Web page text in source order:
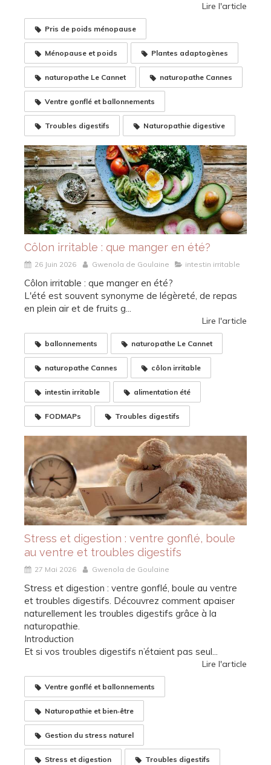
Lire l'article
Pris de poids ménopause
Ménopause et poids Plantes adaptogènes
naturopathe Le Cannet naturopathe Cannes
Ventre gonflé et ballonnements
Troubles digestifs Naturopathie digestive
Côlon irritable : que manger en été?
26 Juin 2026 Gwenola de Goulaine intestin irritable
Côlon irritable : que manger en été?
L'été est souvent synonyme de légèreté, de repas
en plein air et de fruits g...
Lire l'article
ballonnements naturopathe Le Cannet
naturopathe Cannes côlon irritable
intestin irritable alimentation été
FODMAPs Troubles digestifs
Stress et digestion : ventre gonflé, boule
au ventre et troubles digestifs
27 Mai 2026 Gwenola de Goulaine
Stress et digestion : ventre gonflé, boule au ventre
et troubles digestifs. Découvrez comment apaiser
naturellement les troubles digestifs grâce à la
naturopathie.
Introduction
Et si vos troubles digestifs n’étaient pas seul...
Lire l'article
Ventre gonflé et ballonnements
Naturopathie et bien‑être
Gestion du stress naturel
Stress et digestion Troubles digestifs